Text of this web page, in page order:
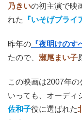
乃きいの初主演で映
れた
『いそげブライ
昨年の 『夜明けのす
たので、 瀬尾まい子
この映画は2007年
いっても、オーディ
佐和子役に選ばれた